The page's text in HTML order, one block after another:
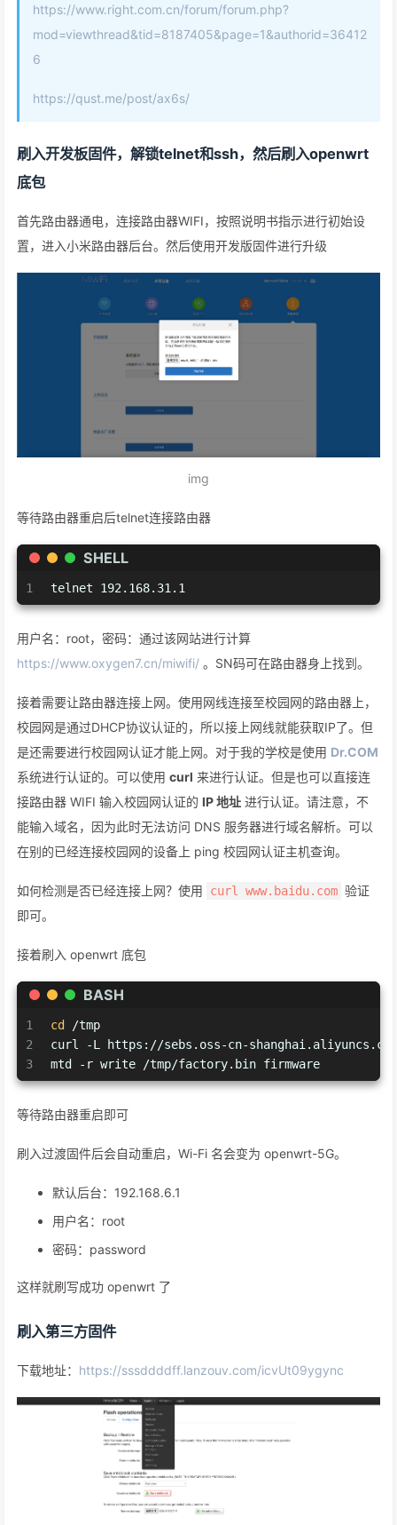
https://www.right.com.cn/forum/forum.php?
mod=viewthread&tid=8187405&page=1&authorid=36412
6
https://qust.me/post/ax6s/
刷入开发板固件，解锁telnet和ssh，然后刷入openwrt
底包
首先路由器通电，连接路由器WIFI，按照说明书指示进行初始设
置，进入小米路由器后台。然后使用开发版固件进行升级
img
等待路由器重启后telnet连接路由器
SHELL
1 telnet 192.168.31.1
用户名：root，密码：通过该网站进行计算
https://www.oxygen7.cn/miwifi/ 。SN码可在路由器身上找到。
接着需要让路由器连接上网。使用网线连接至校园网的路由器上，
校园网是通过DHCP协议认证的，所以接上网线就能获取IP了。但
是还需要进行校园网认证才能上网。对于我的学校是使用 Dr.COM
系统进行认证的。可以使用 curl 来进行认证。但是也可以直接连
接路由器 WIFI 输入校园网认证的 IP 地址 进行认证。请注意，不
能输入域名，因为此时无法访问 DNS 服务器进行域名解析。可以
在别的已经连接校园网的设备上 ping 校园网认证主机查询。
如何检测是否已经连接上网？使用 curl www.baidu.com 验证
即可。
接着刷入 openwrt 底包
BASH
1
2
3
cd
/tmp
curl -L https://sebs.oss-cn-
mtd -r write /tmp/factory.bin firmware
等待路由器重启即可
刷入过渡固件后会自动重启，Wi-Fi 名会变为 openwrt-5G。
默认后台：192.168.6.1
用户名：root
密码：password
这样就刷写成功 openwrt 了
刷入第三方固件
下载地址： https://sssddddff.lanzouv.com/icvUt09ygync